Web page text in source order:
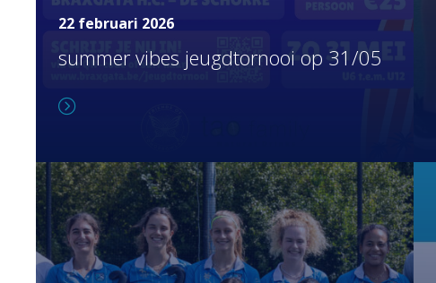
22 februari 2026
summer vibes jeugdtornooi op 31/05